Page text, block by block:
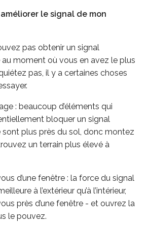
le signal de mon
pas obtenir un signal
moment où vous en avez le plus
pas, il y a certaines choses
: beaucoup d’éléments qui
bloquer un signal
plus près du sol, donc montez
un terrain plus élevé à
d’une fenêtre : la force du signal
à l’extérieur qu’à l’intérieur,
près d’une fenêtre - et ouvrez la
le pouvez.